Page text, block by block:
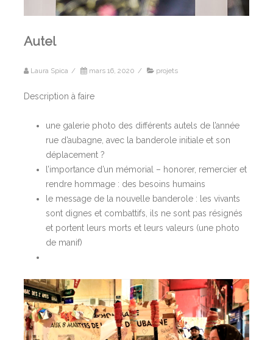
Autel
Laura Spica / mars 16, 2020 / projets
Description à faire
une galerie photo des différents autels de l’année
rue d’aubagne, avec la banderole initiale et son
déplacement ?
l’importance d’un mémorial – honorer, remercier et
rendre hommage : des besoins humains
le message de la nouvelle banderole : les vivants
sont dignes et combattifs, ils ne sont pas résignés
et portent leurs morts et leurs valeurs (une photo
de manif)